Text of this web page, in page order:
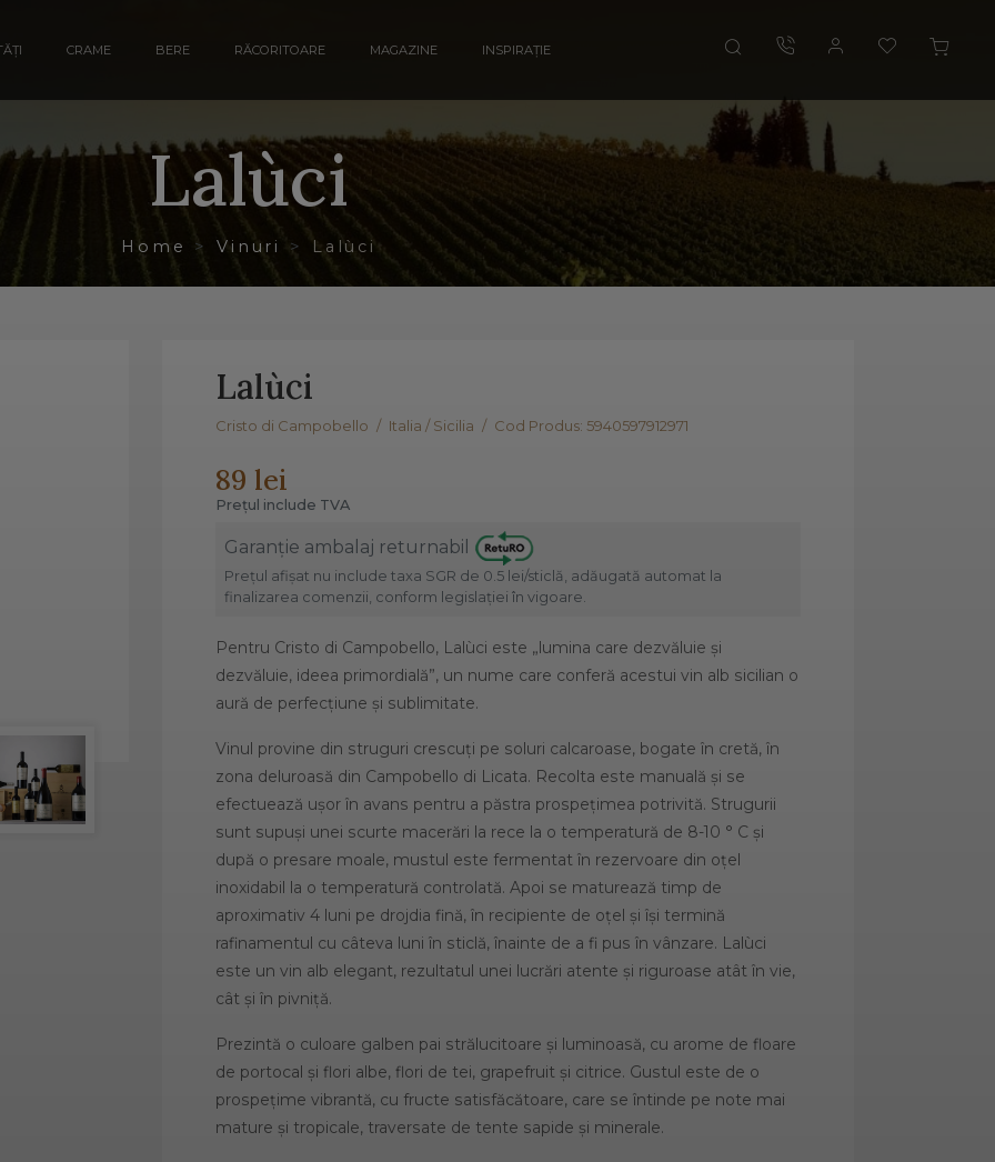
CRAME BERE RĂCORITOARE MAGAZINE INSPIRAȚIE
Lalùci
Home Vinuri Lalùci
Lalùci
Cristo di Campobello / Italia / Sicilia / Cod Produs: 5940597912971
89 lei
Prețul include TVA
Garanție ambalaj returnabil
Prețul afișat nu include taxa SGR de 0.5 lei/sticlă, adăugată automat la
finalizarea comenzii, conform legislației în vigoare.
Pentru Cristo di Campobello, Lalùci este „lumina care dezvăluie și
dezvăluie, ideea primordială”, un nume care conferă acestui vin alb sicilian o
aură de perfecțiune și sublimitate.
Vinul provine din struguri crescuți pe soluri calcaroase, bogate în cretă, în
zona deluroasă din Campobello di Licata. Recolta este manuală și se
efectuează ușor în avans pentru a păstra prospețimea potrivită. Strugurii
sunt supuși unei scurte macerări la rece la o temperatură de 8-10 ° C și
după o presare moale, mustul este fermentat în rezervoare din oțel
inoxidabil la o temperatură controlată. Apoi se maturează timp de
aproximativ 4 luni pe drojdia fină, în recipiente de oțel și își termină
rafinamentul cu câteva luni în sticlă, înainte de a fi pus în vânzare. Lalùci
este un vin alb elegant, rezultatul unei lucrări atente și riguroase atât în vie,
cât și în pivniță.
Prezintă o culoare galben pai strălucitoare și luminoasă, cu arome de floare
de portocal și flori albe, flori de tei, grapefruit și citrice. Gustul este de o
prospețime vibrantă, cu fructe satisfăcătoare, care se întinde pe note mai
mature și tropicale, traversate de tente sapide și minerale.